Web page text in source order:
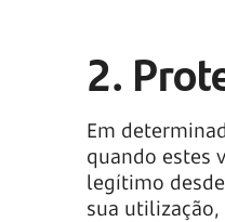
2.
Em
quando estes
legítimo
sua